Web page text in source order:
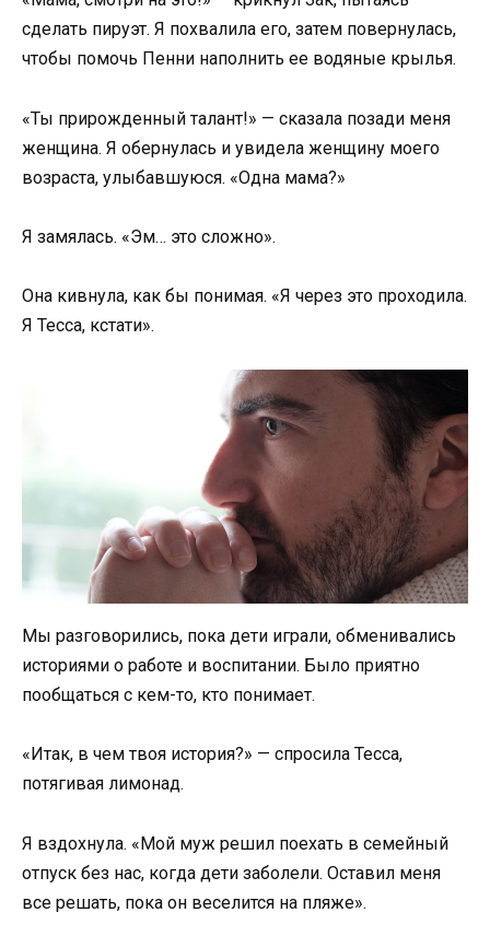
сделать пируэт. Я похвалила его, затем повернулась,
чтобы помочь Пенни наполнить ее водяные крылья.
«Ты прирожденный талант!» — сказала позади меня
женщина. Я обернулась и увидела женщину моего
возраста, улыбавшуюся. «Одна мама?»
Я замялась. «Эм… это сложно».
Она кивнула, как бы понимая. «Я через это проходила.
Я Тесса, кстати».
Мы разговорились, пока дети играли, обменивались
историями о работе и воспитании. Было приятно
пообщаться с кем-то, кто понимает.
«Итак, в чем твоя история?» — спросила Тесса,
потягивая лимонад.
Я вздохнула. «Мой муж решил поехать в семейный
отпуск без нас, когда дети заболели. Оставил меня
все решать, пока он веселится на пляже».